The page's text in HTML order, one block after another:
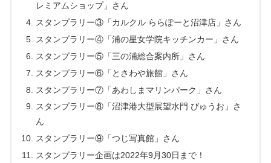
レミアムショップ」さん
スタンプラリー③「カルクル ららぽーと沼津店」さん
スタンプラリー④「浦の星女学院キッチンカー」さん
スタンプラリー⑤「三の浦総合案内所」さん
スタンプラリー⑥「とさわや旅館」さん
スタンプラリー⑦「あわしまマリンパーク」さん
スタンプラリー⑧「沼津港大型展望水門 びゅうお」さ
ん
スタンプラリー⑨「つじ写真館」さん
スタンプラリー企画は2022年9月30日まで！